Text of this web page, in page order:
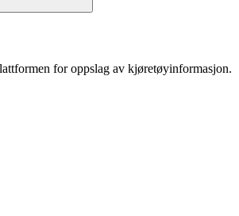
for oppslag av kjøretøyinformasjon.